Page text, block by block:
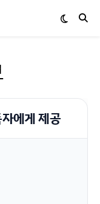
에게 제공